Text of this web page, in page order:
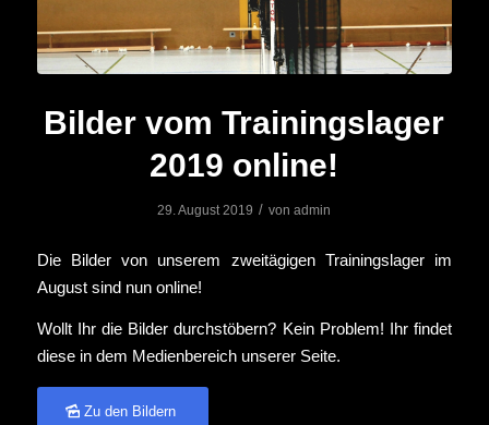
Bilder vom Trainingslager
2019 online!
29. August 2019 / vonadmin
Die Bilder von unserem zweitägigen Trainingslager im
August sind nun online!
Wollt Ihr die Bilder durchstöbern? Kein Problem! Ihr findet
diese in dem Medienbereich unserer Seite.
Zu den Bildern